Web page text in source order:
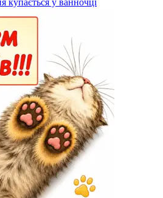
купається у ванночці